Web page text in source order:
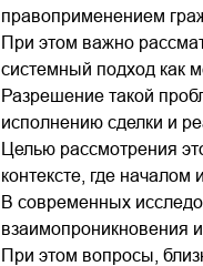
правоприменением
При этом важно
системный подход как
Разрешение такой
исполнению сделки и
Целью рассмотрения
контексте, где
В современных
взаимопроникновения
При этом вопросы,